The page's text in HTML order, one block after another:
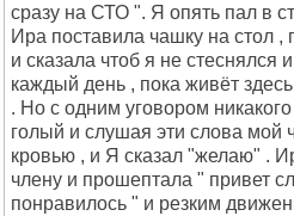
сразу на СТО ". Я опять пал в
Ира поставила чашку на стол
и сказала чтоб я не стеснялся
каждый день , пока живёт
. Но с одним уговором
голый и слушая эти слова мой
кровью , и Я сказал "желаю" .
члену и прошептала " привет
понравилось " и резким